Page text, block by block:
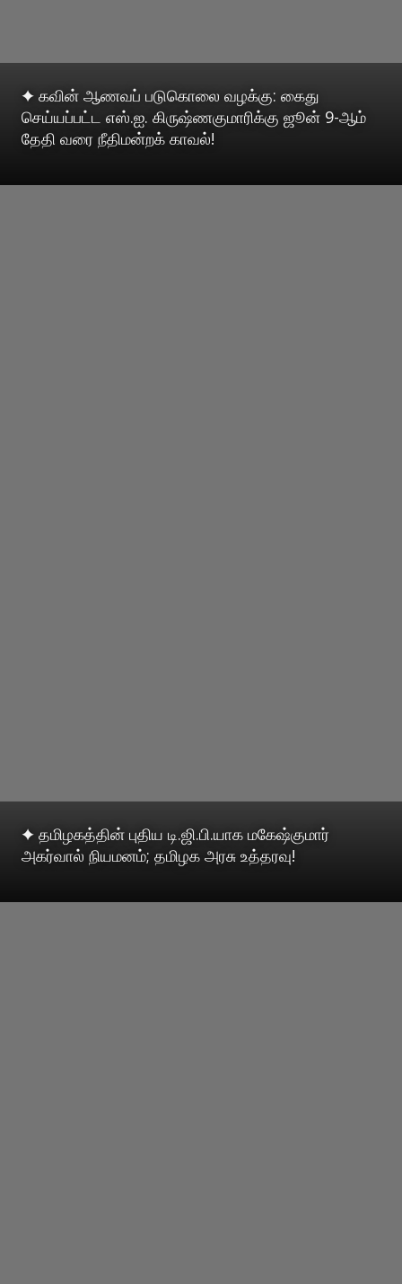
✦ கவின் ஆணவப் படுகொலை வழக்கு: கைது
செய்யப்பட்ட எஸ்.ஐ. கிருஷ்ணகுமாரிக்கு ஜூன் 9-ஆம்
தேதி வரை நீதிமன்றக் காவல்!
✦ தமிழகத்தின் புதிய டி.ஜி.பி.யாக மகேஷ்குமார்
அகர்வால் நியமனம்; தமிழக அரசு உத்தரவு!